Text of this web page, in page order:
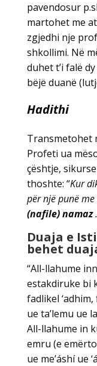
pavendosur
martohet me
zgjedhi nje
shkollimi. Në
duhet t’i falë
bëjë duanë
Hadithi
Transmetohet
Profeti ua
çështje,
thoshte: “Kur
për një punë
(nafile) namaz.
Duaja e
behet
“All-llahume
estakdiruke bi
fadlikel
ue ta’lemu ue
All-llahume in
emru (e
ue me’áshí ue